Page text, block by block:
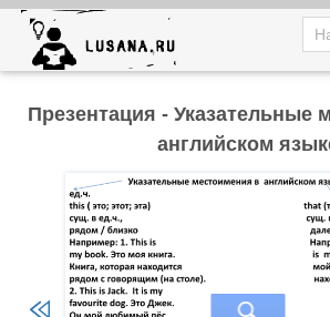
Презентация - Указательные
английском